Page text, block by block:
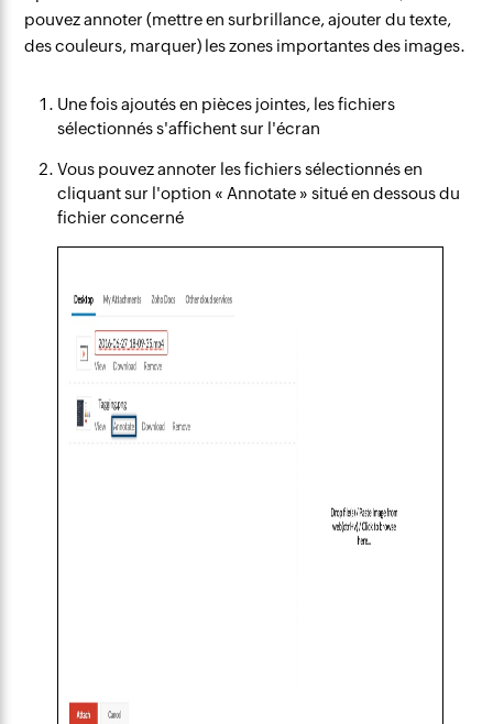
pouvez annoter (mettre en surbrillance, ajouter du texte,
des couleurs, marquer) les zones importantes des images.
Une fois ajoutés en pièces jointes, les fichiers
sélectionnés s'affichent sur l'écran
Vous pouvez annoter les fichiers sélectionnés en
cliquant sur l'option « Annotate » situé en dessous du
fichier concerné